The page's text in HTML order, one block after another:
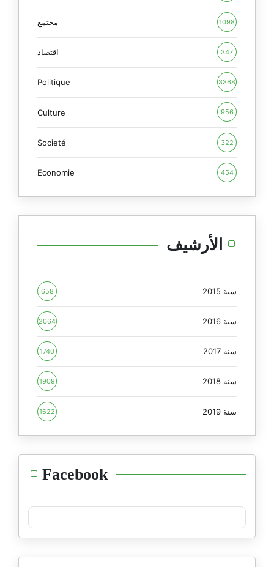
مجتمع 1098
اقتصاد 347
Politique 3368
Culture 956
Societé 322
Economie 454
الأرشيف
سنة 2015 658
سنة 2016 2064
سنة 2017 1740
سنة 2018 1909
سنة 2019 1622
Facebook